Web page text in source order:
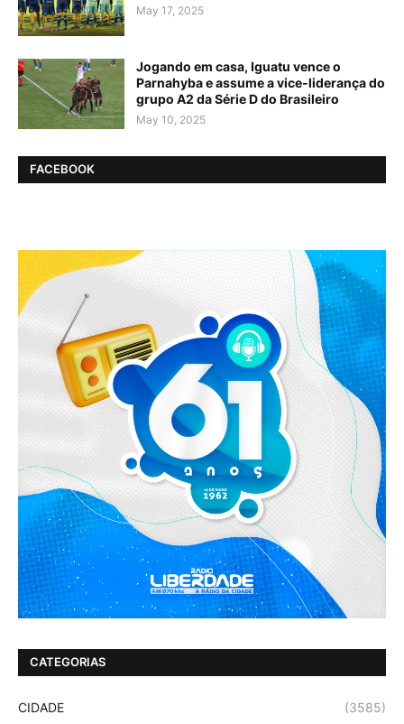
May 17, 2025
Jogando em casa, Iguatu vence o
Parnahyba e assume a vice-liderança do
grupo A2 da Série D do Brasileiro
May 10, 2025
FACEBOOK
CATEGORIAS
CIDADE (3585)